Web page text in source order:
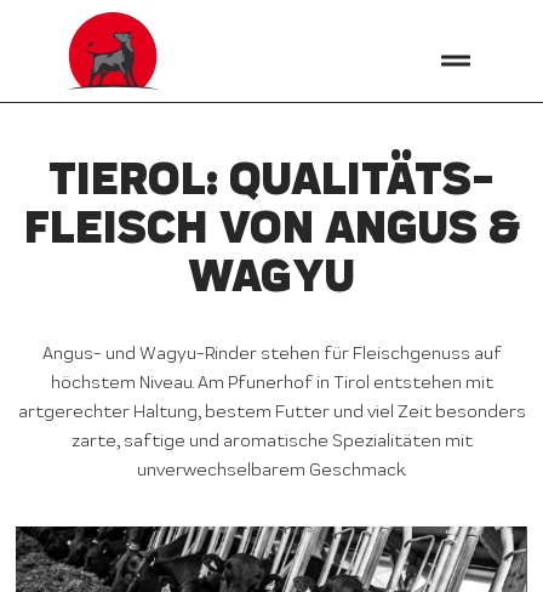
TIEROL: QUALITÄTS­
FLEISCH VON ANGUS &
WAGYU
Angus- und Wagyu-Rinder stehen für Fleischgenuss auf
höchstem Niveau. Am Pfunerhof in Tirol entstehen mit
artgerechter Haltung, bestem Futter und viel Zeit besonders
zarte, saftige und aromatische Spezialitäten mit
unverwechselbarem Geschmack.